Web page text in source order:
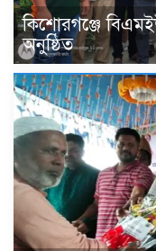
কিশোরগঞ্জে
অনুষ্ঠিত